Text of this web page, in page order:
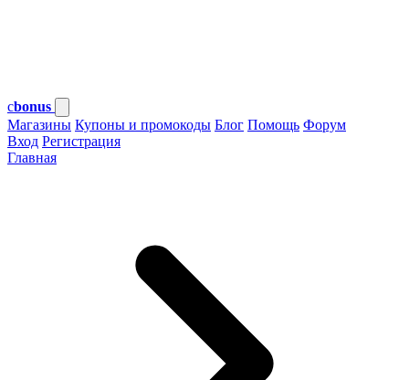
cbonus
Магазины Купоны и промокоды Блог Помощь Форум
Вход Регистрация
Главная